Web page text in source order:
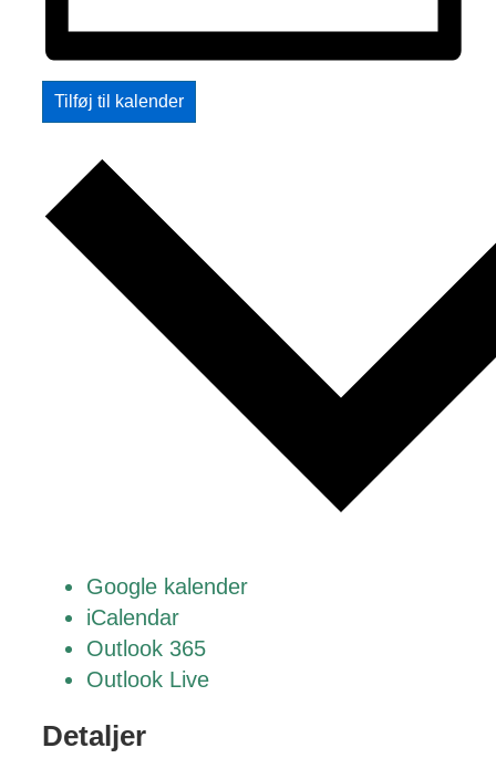
Tilføj til kalender
Google kalender
iCalendar
Outlook 365
Outlook Live
Detaljer